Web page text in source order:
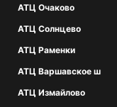
АТЦ Очаково
АТЦ Солнцево
АТЦ Раменки
АТЦ Варшавское ш
АТЦ Измайлово